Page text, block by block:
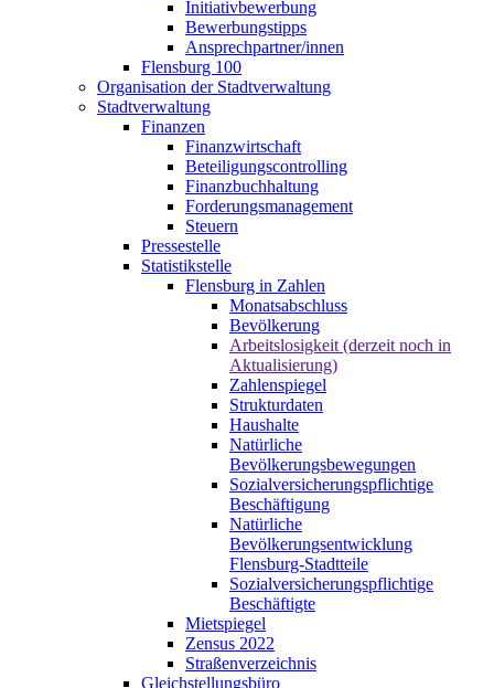
Initiativbewerbung
Bewerbungstipps
Ansprechpartner/innen
Flensburg 100
Organisation der Stadtverwaltung
Stadtverwaltung
Finanzen
Finanzwirtschaft
Beteiligungscontrolling
Finanzbuchhaltung
Forderungsmanagement
Steuern
Pressestelle
Statistikstelle
Flensburg in Zahlen
Monatsabschluss
Bevölkerung
Arbeitslosigkeit (derzeit noch in
Aktualisierung)
Zahlenspiegel
Strukturdaten
Haushalte
Natürliche
Bevölkerungsbewegungen
Sozialversicherungspflichtige
Beschäftigung
Natürliche
Bevölkerungsentwicklung
Flensburg-Stadtteile
Sozialversicherungspflichtige
Beschäftigte
Mietspiegel
Zensus 2022
Straßenverzeichnis
Gleichstellungsbüro